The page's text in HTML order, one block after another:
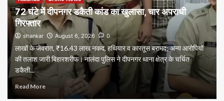
72 घंटे में दीपनगर डकैती कांड का खुलासा, चार अपराधी
गिरफ्तार
shankar August 6, 2026 0
लाखों के जेवरात, ₹16.43 लाख नकद, हथियार व कारतूस बरामद; अन्य आरोपियों
की तलाश जारी बिहारशरीफ। नालंदा पुलिस ने दीपनगर थाना क्षेत्र के चर्चित
डकैती...
Read More